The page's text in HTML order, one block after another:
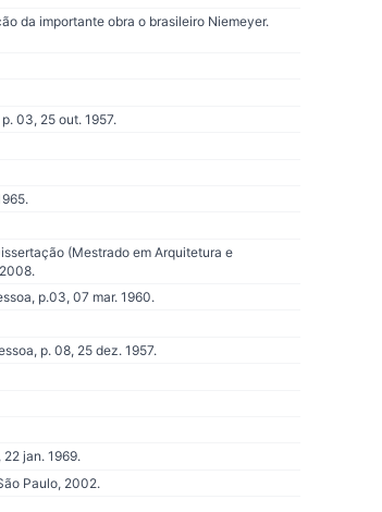
da importante obra o brasileiro Niemeyer.
03, 25 out. 1957.
(Mestrado em Arquitetura e
p.03, 07 mar. 1960.
p. 08, 25 dez. 1957.
jan. 1969.
Paulo, 2002.